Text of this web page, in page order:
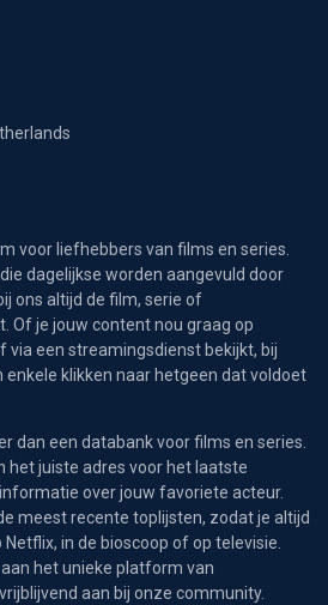
voor liefhebbers van films en series.
dagelijkse worden aangevuld door
ons altijd de film, serie of
Of je jouw content nou graag op
via een streamingsdienst bekijkt, bij
enkele klikken naar hetgeen dat voldoet
dan een databank voor films en series.
het juiste adres voor het laatste
over jouw favoriete acteur.
meest recente toplijsten, zodat je altijd
in de bioscoop of op televisie.
het unieke platform van
aan bij onze community.